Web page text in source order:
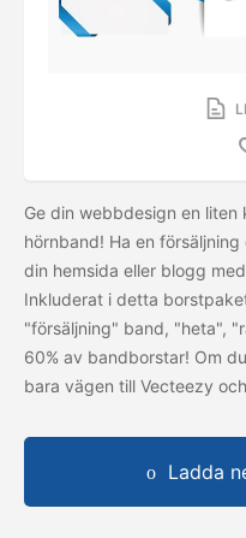
Ge din webbdesign en
hörnband! Ha en
din hemsida eller blogg
Inkluderat i detta
"försäljning" band, "heta",
60% av bandborstar! Om
bara vägen till Vecteezy
Ladda